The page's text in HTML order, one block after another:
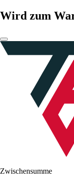
Wird zum
Zwischensumme